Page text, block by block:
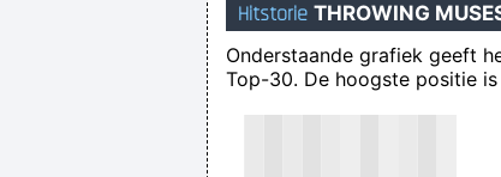
Hitstorie THROWING
Onderstaande grafiek geeft
Top-30. De hoogste positie